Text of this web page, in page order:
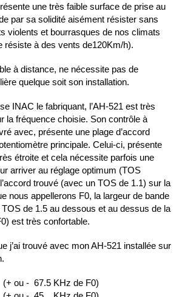
une très faible surface de prise au
par sa solidité aisément résister sans
violents et bourrasques de nos climats
résiste à des vents de120Km/h).
à distance, ne nécessite pas de
quelque soit son installation.
INAC le fabriquant, l’AH-521 est très
la fréquence choisie. Son contrôle à
avec, présente une plage d’accord
principale. Celui-ci, présente
étroite et cela nécessite parfois une
arriver au réglage optimum (TOS
trouvé (avec un TOS de 1.1) sur la
nous appellerons F0, la largeur de bande
TOS de 1.5 au dessous et au dessus de la
est très confortable.
j’ai trouvé avec mon AH-521 installée sur
ou - 67.5 KHz de F0)